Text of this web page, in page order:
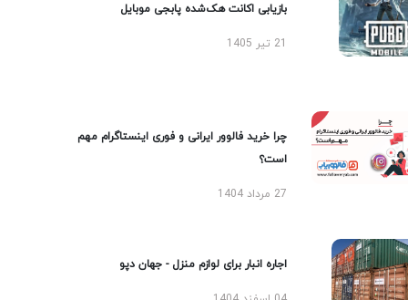
بازیابی اکانت هک‌شده پابجی موبایل
چرا خرید فالوور ایرانی و فوری اینستاگرام مهم
است؟
27 مرداد 1404
اجاره انبار برای لوازم منزل - جهان دپو